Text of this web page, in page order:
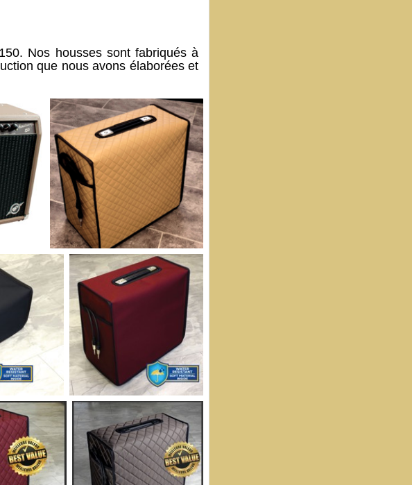
Nos housses sont fabriqués à
que nous avons élaborées et